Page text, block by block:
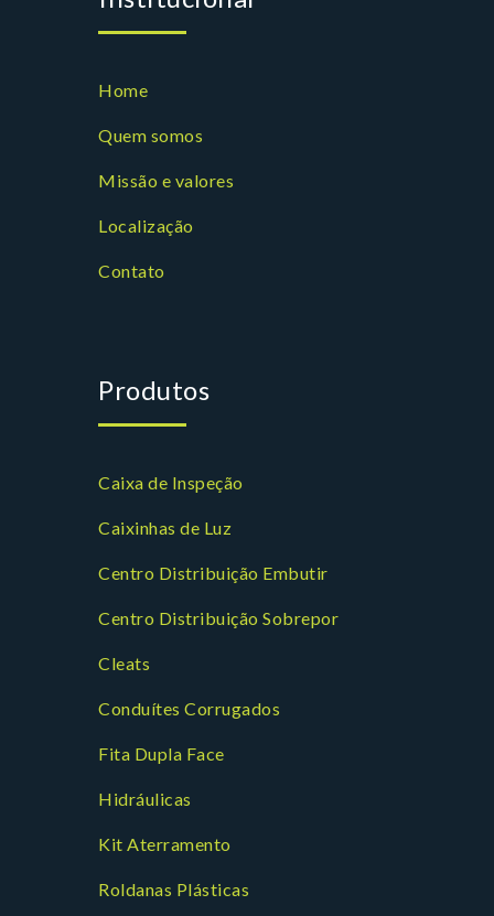
Home
Quem somos
Missão e valores
Localização
Contato
Produtos
Caixa de Inspeção
Caixinhas de Luz
Centro Distribuição Embutir
Centro Distribuição Sobrepor
Cleats
Conduítes Corrugados
Fita Dupla Face
Hidráulicas
Kit Aterramento
Roldanas Plásticas